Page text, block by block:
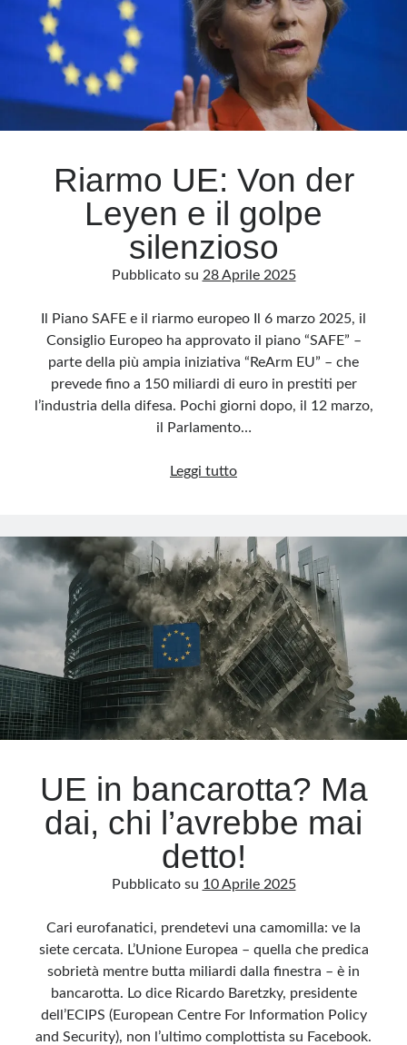
venerdì
Riarmo UE: Von der
Leyen e il golpe
silenzioso
Pubblicato su 28 Aprile 2025
Il Piano SAFE e il riarmo europeo Il 6 marzo 2025, il
Consiglio Europeo ha approvato il piano “SAFE” –
parte della più ampia iniziativa “ReArm EU” – che
prevede fino a 150 miliardi di euro in prestiti per
l’industria della difesa. Pochi giorni dopo, il 12 marzo,
il Parlamento…
Leggi tuttoRiarmo
der
Leyen
e
il
golpe
silenzioso
UE in bancarotta? Ma
dai, chi l’avrebbe mai
detto!
Pubblicato su 10 Aprile 2025
Cari eurofanatici, prendetevi una camomilla: ve la
siete cercata. L’Unione Europea – quella che predica
sobrietà mentre butta miliardi dalla finestra – è in
bancarotta. Lo dice Ricardo Baretzky, presidente
dell’ECIPS (European Centre For Information Policy
and Security), non l’ultimo complottista su Facebook.